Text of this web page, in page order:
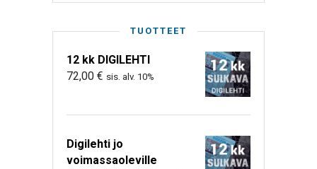
TUOTTEET
12 kk DIGILEHTI
72,00 € sis. alv. 10%
Digilehti jo
voimassaoleville